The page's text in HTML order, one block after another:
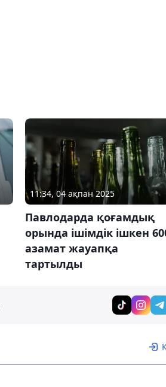
11:34, 04 ақпан 2025
Павлодарда қоғамдық
орында ішімдік ішкен
азамат жауапқа
тартылды